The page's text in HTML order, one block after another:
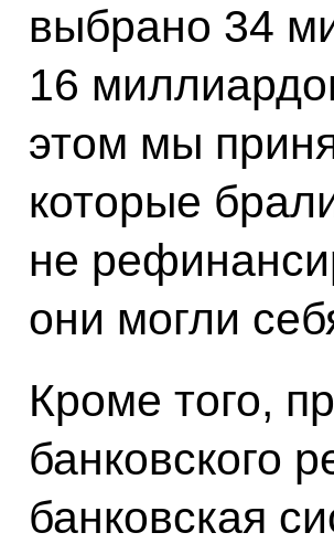
выбрано 34
16
этом мы
которые
не
они могли
Кроме того,
банковского
банковская